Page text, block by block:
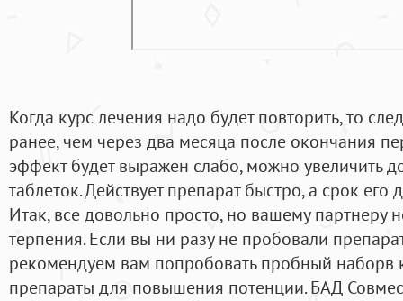
Когда курс лечения надо будет повторить, то
ранее, чем через два месяца после окончания
эффект будет выражен слабо, можно увеличить
таблеток. Действует препарат быстро, а срок его
Итак, все довольно просто, но вашему партнеру
терпения. Если вы ни разу не пробовали
рекомендуем вам попробовать пробный наборв
препараты для повышения потенции. БАД